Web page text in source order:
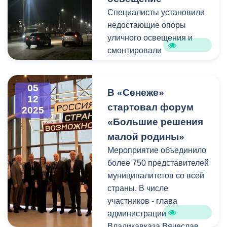
развития науки и
образования «НАУСТиМ»
Марина Куцый.
Как отметила Наталья
дети увидели во время
испытаний.
Предполагается, что
ребята используют
полученные ранее знания
и смекалку.
«Мы проверяем
внимание, логику.
Олимпиада поможет
Специалисты установили
недостающие опоры
уличного освещения и
смонтировали
более десятка
энергоэффективных
светильников.
05
12
2025
В «Сенеже»
стартовал форум
«Большие решения
малой родины»
Мероприятие объединило
более 750 представителей
муниципалитетов со всей
страны. В числе
участников - глава
администрации